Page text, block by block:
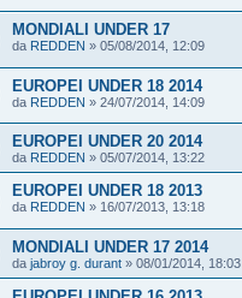
MONDIALI UNDER 17
da REDDEN » 05/08/2014, 12:09
EUROPEI UNDER 18 2014
da REDDEN » 24/07/2014, 14:09
EUROPEI UNDER 20 2014
da REDDEN » 05/07/2014, 13:22
EUROPEI UNDER 18 2013
da REDDEN » 16/07/2013, 13:18
MONDIALI UNDER 17 2014
da jabroy g. durant » 08/01/2014, 18:03